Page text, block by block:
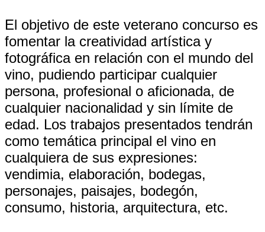
El objetivo de este veterano concurso es
fomentar la creatividad artística y
fotográfica en relación con el mundo del
vino, pudiendo participar cualquier
persona, profesional o aficionada, de
cualquier nacionalidad y sin límite de
edad. Los trabajos presentados tendrán
como temática principal el vino en
cualquiera de sus expresiones:
vendimia, elaboración, bodegas,
personajes, paisajes, bodegón,
consumo, historia, arquitectura, etc.